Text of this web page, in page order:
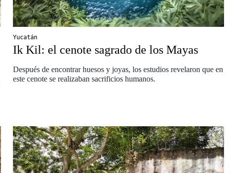
Yucatán
Ik Kil: el cenote sagrado de los Mayas
Después de encontrar huesos y joyas, los estudios revelaron que en
este cenote se realizaban sacrificios humanos.